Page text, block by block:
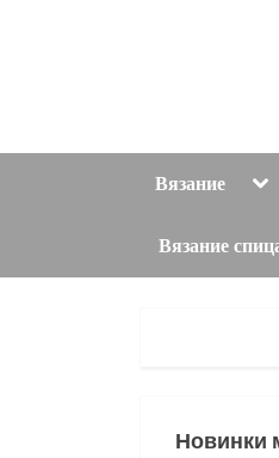
Вязание
Вязание
Новинки